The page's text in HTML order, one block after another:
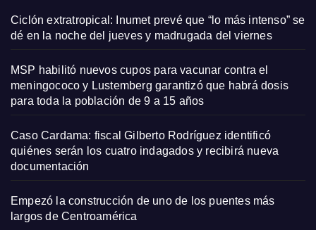
Ciclón extratropical: Inumet prevé que “lo más intenso” se
dé en la noche del jueves y madrugada del viernes
MSP habilitó nuevos cupos para vacunar contra el
meningococo y Lustemberg garantizó que habrá dosis
para toda la población de 9 a 15 años
Caso Cardama: fiscal Gilberto Rodríguez identificó
quiénes serán los cuatro indagados y recibirá nueva
documentación
Empezó la construcción de uno de los puentes más
largos de Centroamérica